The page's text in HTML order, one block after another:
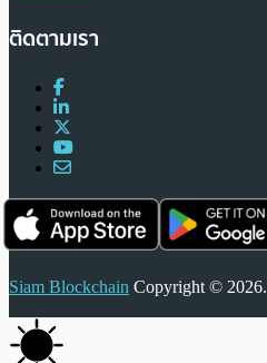
ติดตามเรา
Siam Blockchain Copyright © 2026.